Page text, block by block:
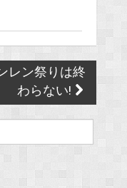
レン祭りは終
わらない!